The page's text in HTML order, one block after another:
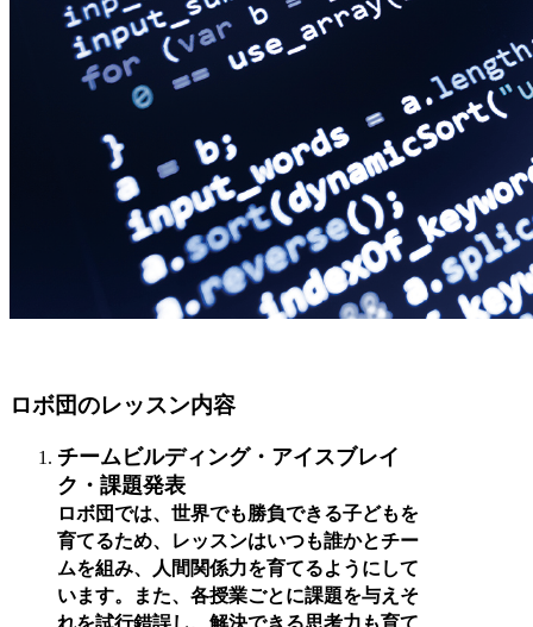
ロボ団のレッスン内容
チームビルディング・アイスブレイ
ク・課題発表
ロボ団では、世界でも勝負できる子どもを
育てるため、レッスンはいつも誰かとチー
ムを組み、人間関係力を育てるようにして
います。また、各授業ごとに課題を与えそ